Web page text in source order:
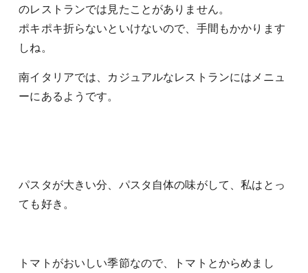
のレストランでは見たことがありません。
ポキポキ折らないといけないので、手間もかかります
しね。
南イタリアでは、カジュアルなレストランにはメニュ
ーにあるようです。
パスタが大きい分、パスタ自体の味がして、私はとっ
ても好き。
トマトがおいしい季節なので、トマトとからめまし